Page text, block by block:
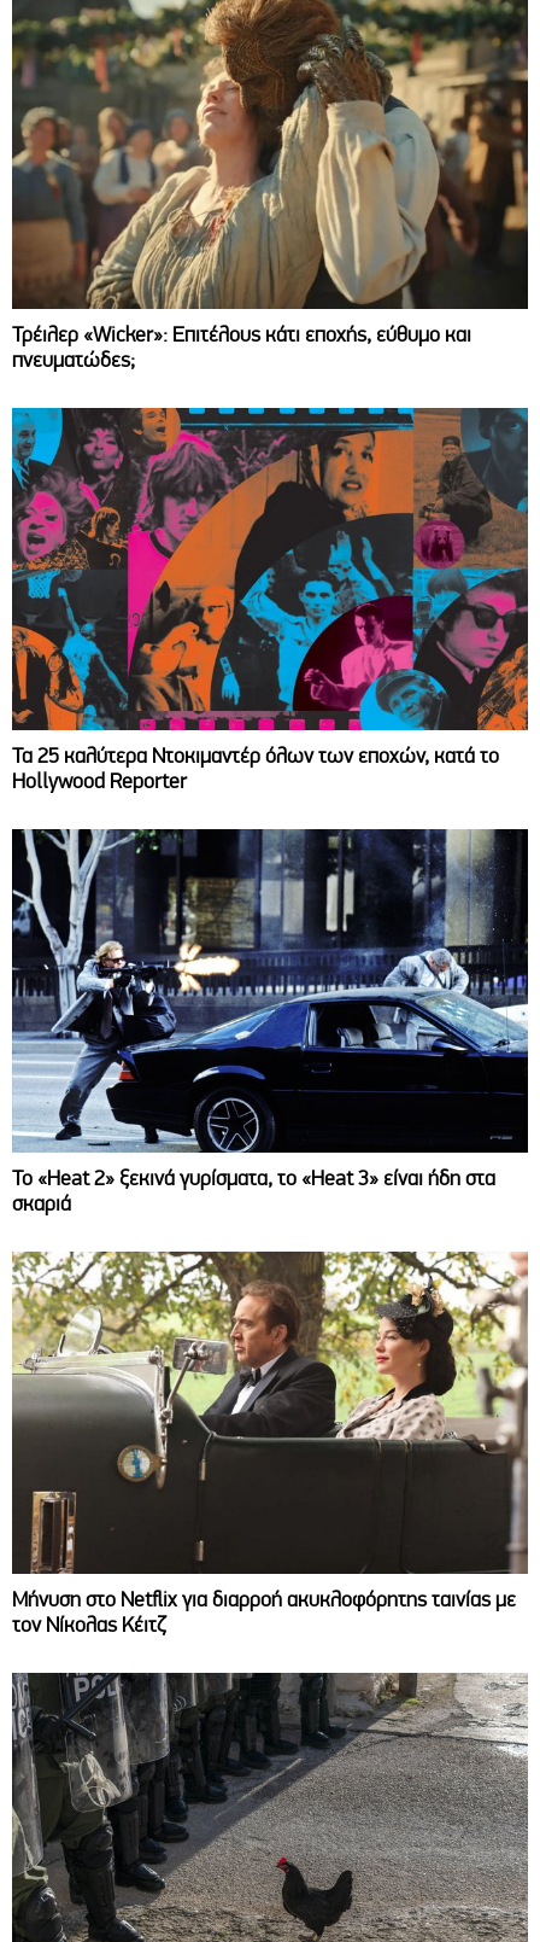
Τρέιλερ «Wicker»: Επιτέλους κάτι εποχής, εύθυμο και
πνευματώδες;
Τα 25 καλύτερα Ντοκιμαντέρ όλων των εποχών, κατά το
Hollywood Reporter
Το «Heat 2» ξεκινά γυρίσματα, το «Heat 3» είναι ήδη στα
σκαριά
Μήνυση στο Netflix για διαρροή ακυκλοφόρητης ταινίας με
τον Νίκολας Κέιτζ